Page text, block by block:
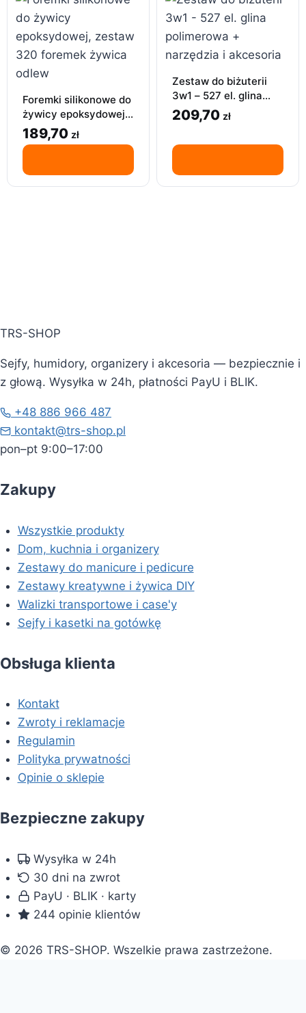
Foremki silikonowe do
żywicy epoksydowej,
zestaw 320 foremek
żywica odlew
189,70 zł
Zestaw do biżuterii
3w1 – 527 el. glina
polimerowa +
narzędzia i akcesoria
209,70 zł
TRS-SHOP
Sejfy, humidory, organizery i akcesoria — bezpiecznie i
z głową. Wysyłka w 24h, płatności PayU i BLIK.
+48 886 966 487
kontakt@trs-shop.pl
pon–pt 9:00–17:00
Zakupy
Wszystkie produkty
Dom, kuchnia i organizery
Zestawy do manicure i pedicure
Zestawy kreatywne i żywica DIY
Walizki transportowe i case'y
Sejfy i kasetki na gotówkę
Obsługa klienta
Kontakt
Zwroty i reklamacje
Regulamin
Polityka prywatności
Opinie o sklepie
Bezpieczne zakupy
Wysyłka w 24h
30 dni na zwrot
PayU · BLIK · karty
244 opinie klientów
© 2026 TRS-SHOP. Wszelkie prawa zastrzeżone.